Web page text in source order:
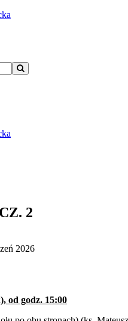
2
2026
od godz. 15:00